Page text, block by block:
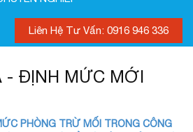
Liên Hệ Tư Vấn: 0916 946 336
- ĐỊNH MỨC MỚI
PHÒNG TRỪ MỐI TRONG CÔNG